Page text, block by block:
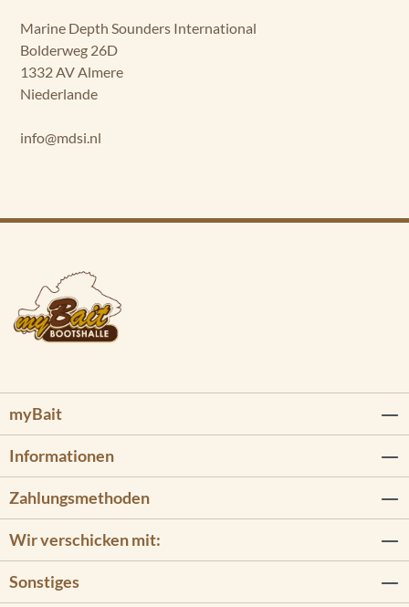
Marine Depth Sounders International
Bolderweg 26D
1332 AV Almere
Niederlande
info@mdsi.nl
myBait
Informationen
Zahlungsmethoden
Wir verschicken mit:
Sonstiges